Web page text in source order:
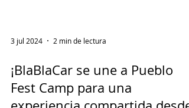
3 jul 2024 2 min de lectura